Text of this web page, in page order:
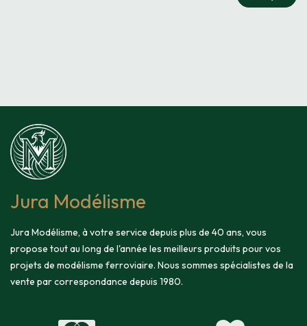
Jura Modélisme
Jura Modélisme, à votre service depuis plus de 40 ans, vous
propose tout au long de l'année les meilleurs produits pour vos
projets de modélisme ferroviaire. Nous sommes spécialistes de la
vente par correspondance depuis 1980.